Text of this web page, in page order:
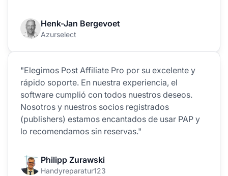
Henk-Jan Bergevoet
Azurselect
"Elegimos Post Affiliate Pro por su excelente y
rápido soporte. En nuestra experiencia, el
software cumplió con todos nuestros deseos.
Nosotros y nuestros socios registrados
(publishers) estamos encantados de usar PAP y
lo recomendamos sin reservas."
Philipp Zurawski
Handyreparatur123